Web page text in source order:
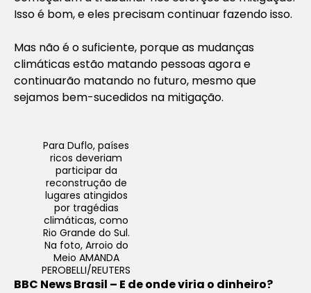
Isso é bom, e eles precisam continuar fazendo isso.
Mas não é o suficiente, porque as mudanças
climáticas estão matando pessoas agora e
continuarão matando no futuro, mesmo que
sejamos bem-sucedidos na mitigação.
Para Duflo, países
ricos deveriam
participar da
reconstrução de
lugares atingidos
por tragédias
climáticas, como
Rio Grande do Sul.
Na foto, Arroio do
Meio AMANDA
PEROBELLI/REUTERS
BBC News Brasil – E de onde viria o dinheiro?